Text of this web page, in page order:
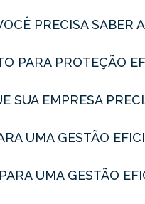
PRECISA SABER
PARA PROTEÇÃO
SUA EMPRESA
UMA GESTÃO
UMA GESTÃO